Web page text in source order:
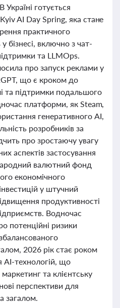
Україні готується
AI Day Spring, яка стане
практичного
бізнесі, включно з чат-
та LLMOps.
про запуск реклами у
що є кроком до
та підтримки подальшого
платформи, як Steam,
генеративного AI,
розробників за
про зростаючу увагу
аспектів застосування
валютний фонд
економічного
у штучний
продуктивності
Водночас
потенційні ризики
2026 рік стає роком
AI-технологій, що
та клієнтську
перспективи для
загалом.